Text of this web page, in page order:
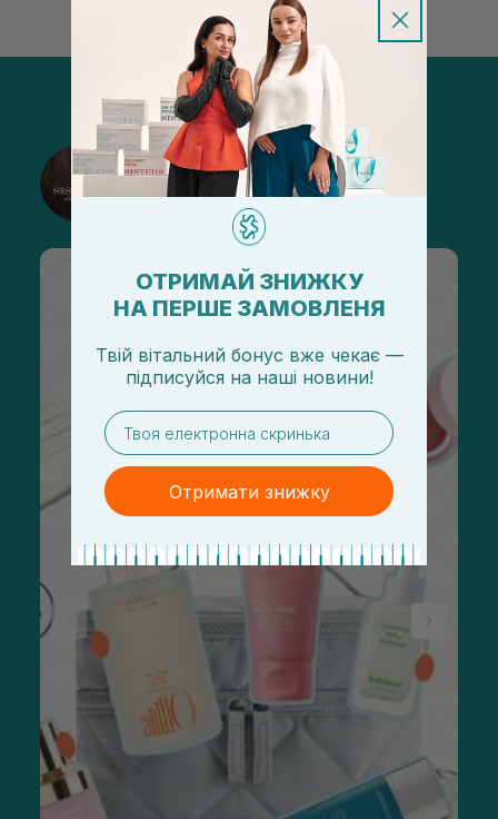
@sisters_stelmakh в Instagram
Підписатися
ОТРИМАЙ ЗНИЖКУ
НА ПЕРШЕ ЗАМОВЛЕНЯ
Твій вітальний бонус вже чекає —
підписуйся на наші новини!
email
Отримати знижку